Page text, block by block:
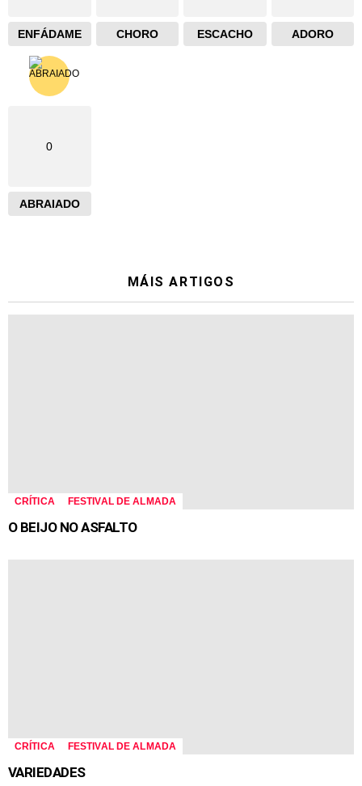
ENFÁDAME CHORO ESCACHO ADORO
0
ABRAIADO
MÁIS ARTIGOS
CRÍTICA FESTIVAL DE ALMADA
O BEIJO NO ASFALTO
CRÍTICA FESTIVAL DE ALMADA
VARIEDADES